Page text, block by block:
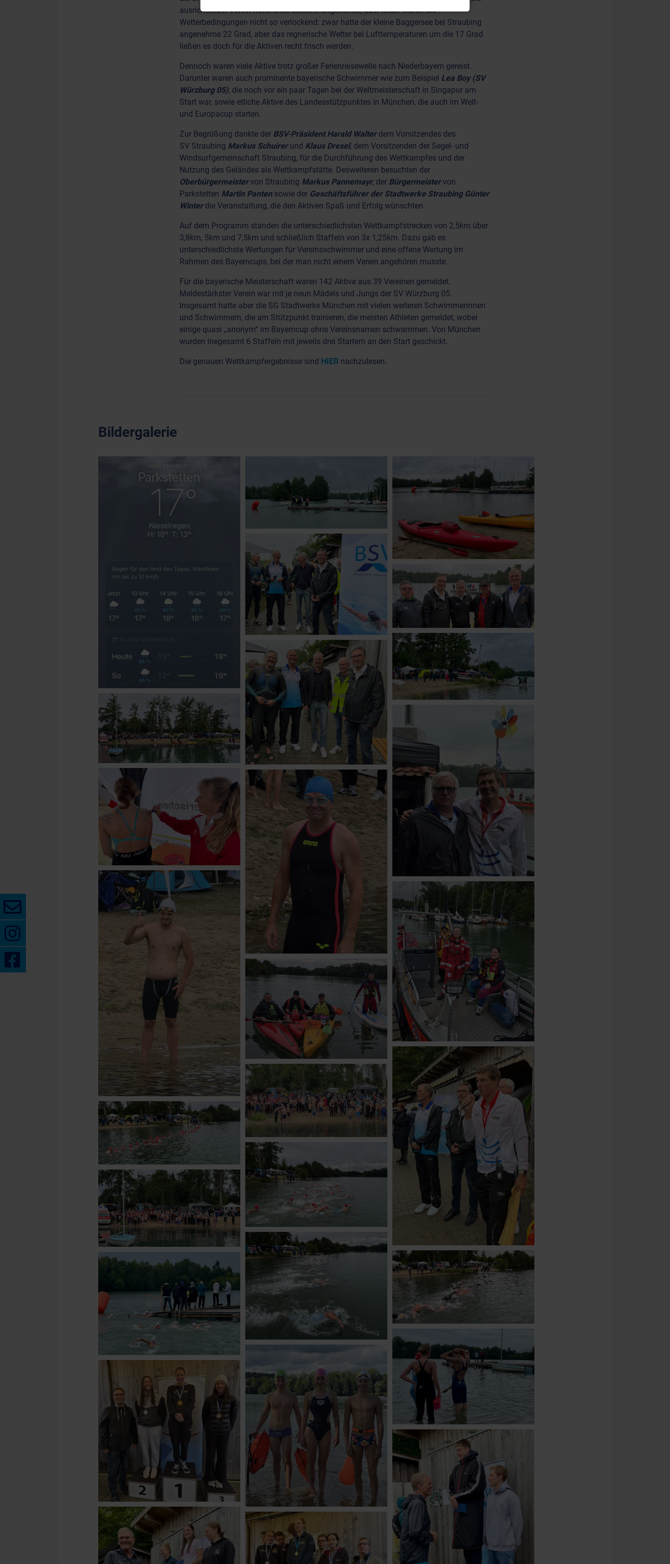
ausrichtender Verein hatte alles bestens angerichtet, aber leider waren die
Wetterbedingungen nicht so verlockend: zwar hatte der kleine Baggersee bei Straubing
angenehme 22 Grad, aber das regnerische Wetter bei Lufttemperaturen um die 17 Grad
ließen es doch für die Aktiven recht frisch werden.
Dennoch waren viele Aktive trotz großer Ferienreisewelle nach Niederbayern gereist.
Darunter waren auch prominente bayerische Schwimmer wie zum Beispiel Lea Boy (SV
Würzburg 05), die noch vor ein paar Tagen bei der Weltmeisterschaft in Singapur am
Start war, sowie etliche Aktive des Landesstützpunktes in München, die auch im Welt-
und Europacup starten.
Zur Begrüßung dankte der BSV-Präsident Harald Walterdem Vorsitzendes des
SV Straubing Markus Schuirerund Klaus Drexel, dem Vorsitzenden der Segel- und
Windsurfgemeinschaft Straubing, für die Durchführung des Wettkampfes und der
Nutzung des Geländes als Wettkampfstätte. Desweiteren besuchten der
Oberbürgermeistervon Straubing Markus Pannemayr, der Bürgermeistervon
Parkstetten Martin Pantensowie der Geschäftsführer der Stadtwerke Straubing Günter
Winterdie Veranstaltung, die den Aktiven Spaß und Erfolg wünschten.
Auf dem Programm standen die unterschiedlichsten Wettkampfstrecken von 2,5km über
3,8km, 5km und 7,5km und schließlich Staffeln von 3x 1,25km. Dazu gab es
unterschiedlichste Wertungen für Vereinsschwimmer und eine offene Wertung im
Rahmen des Bayerncups, bei der man nicht einem Verein angehören musste.
Für die bayerische Meisterschaft waren 142 Aktive aus 39 Vereinen gemeldet.
Meldestärkster Verein war mit je neun Mädels und Jungs der SV Würzburg 05.
Insgesamt hatte aber die SG Stadtwerke München mit vielen weiteren Schwimmerinnen
und Schwimmern, die am Stützpunkt trainieren, die meisten Athleten gemeldet, wobei
einige quasi „anonym“ im Bayerncup ohne Vereinsnamen schwammen. Von München
wurden inegesamt 6 Staffeln mit jeweils drei Startern an den Start geschickt.
Die genauen Wettkampfergebnisse sind HIER nachzulesen.
Bildergalerie